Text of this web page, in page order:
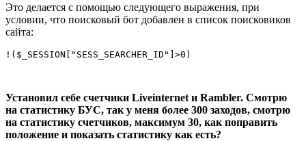
Это делается с помощью следующего выражения, при
условии, что поисковый бот добавлен в список поисковиков
сайта:
Установил себе счетчики Liveinternet и Rambler. Смотрю
на статистику БУС, так у меня более 300 заходов, смотрю
на статистику счетчиков, максимум 30, как поправить
положение и показать статистику как есть?